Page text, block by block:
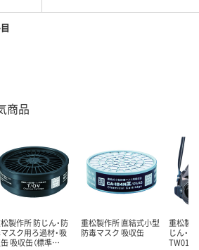
商品
製作所 防じん・防
スク用ろ過材・吸
吸収缶（標準…
重松製作所 直結式小型
防毒マスク 吸収缶
重松製
じん・
TW01SC